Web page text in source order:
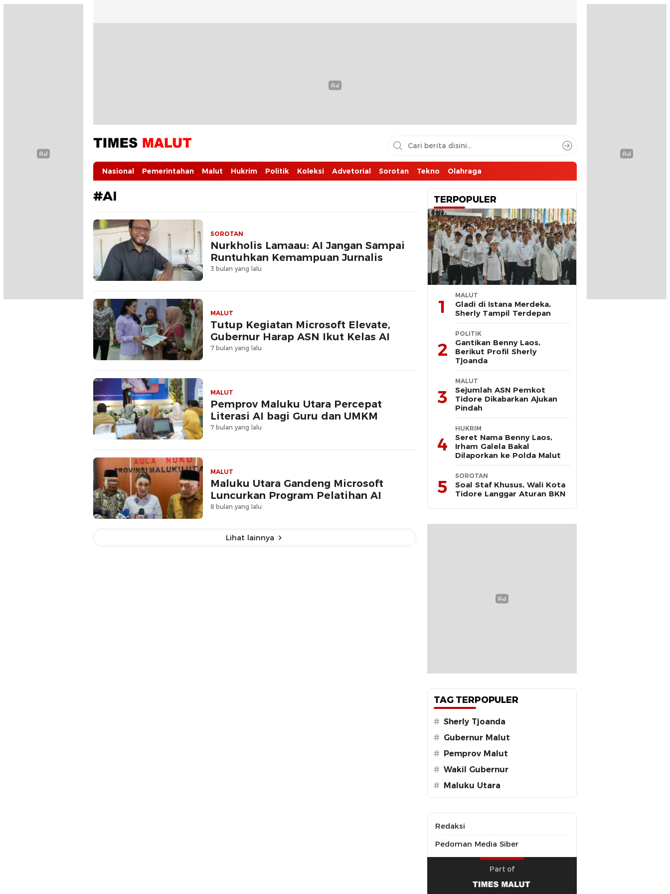
Times Malut
Berita Maluku Utara Terbaru
Nasional Pemerintahan Malut Hukrim Politik Koleksi Advetorial Sorotan Tekno Olahraga
#AI
SOROTAN
Nurkholis Lamaau: AI Jangan Sampai
Runtuhkan Kemampuan Jurnalis
3 bulan yang lalu
MALUT
Tutup Kegiatan Microsoft Elevate,
Gubernur Harap ASN Ikut Kelas AI
7 bulan yang lalu
MALUT
Pemprov Maluku Utara Percepat
Literasi AI bagi Guru dan UMKM
7 bulan yang lalu
MALUT
Maluku Utara Gandeng Microsoft
Luncurkan Program Pelatihan AI
8 bulan yang lalu
Lihat lainnya
TERPOPULER
1
MALUT
Gladi di Istana Merdeka,
Sherly Tampil Terdepan
2
POLITIK
Gantikan Benny Laos,
Berikut Profil Sherly
Tjoanda
3
MALUT
Sejumlah ASN Pemkot
Tidore Dikabarkan Ajukan
Pindah
4
HUKRIM
Seret Nama Benny Laos,
Irham Galela Bakal
Dilaporkan ke Polda Malut
5
SOROTAN
Soal Staf Khusus, Wali Kota
Tidore Langgar Aturan BKN
TAG TERPOPULER
# Sherly Tjoanda
# Gubernur Malut
#
Pemprov Malut
# Wakil Gubernur
#
Maluku Utara
Redaksi
Pedoman Media Siber
Part of